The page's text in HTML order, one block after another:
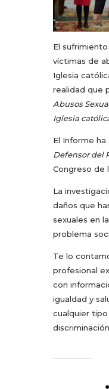
El
víctimas de
Iglesia
realidad que
Abusos
Iglesia
El Informe
Defensor del
Congreso de
La
daños que
sexuales en
problema
Te lo
profesional
con
igualdad y
cualquier